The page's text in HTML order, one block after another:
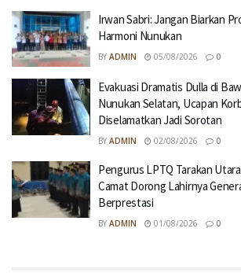
Irwan Sabri: Jangan Biarkan
Harmoni Nunukan
BY ADMIN 05/08/2026 0
Evakuasi Dramatis Dulla di
Nunukan Selatan, Ucapan
Diselamatkan Jadi Sorotan
BY ADMIN 02/08/2026 0
Pengurus LPTQ Tarakan
Camat Dorong Lahirnya
Berprestasi
BY ADMIN 01/08/2026 0